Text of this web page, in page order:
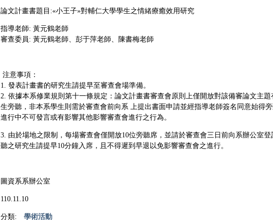
論文計畫書題目:«小王子»對輔仁大學學生之情緒療癒效用研究
指導老師: 黃元鶴老師
審查委員: 黃元鶴老師、彭于萍老師、陳書梅老師
注意事項：
1. 發表計畫書的研究生請提早至審查會場準備。
2. 依據本系修業規則第十一條規定：論文計畫書審查會原則上僅開放對該備審論文主
生旁聽，非本系學生則需於審查會前向系 上提出書面申請並經指導老師簽名同意始得
進行中不可發言或有影響其他影響審查會進行之行為。
3. 由於場地之限制，每場審查會僅開放10位旁聽席，並請於審查會三日前向系辦公室
聽之研究生請提早10分鐘入席，且不得遲到早退以免影響審查會之進行。
圖資系系辦公室
110.11.10
分類: 學術活動